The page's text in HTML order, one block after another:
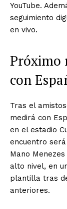
YouTube.
seguimiento
en vivo.
Próximo
con
Tras el
medirá con
en el estadio
encuentro
Mano
alto nivel, en
plantilla tras
anteriores.